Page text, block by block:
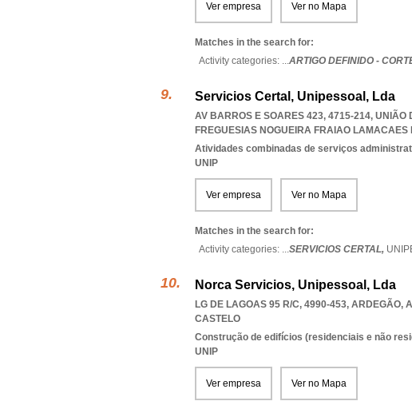
Ver empresa Ver no Mapa
Matches in the search for:
Activity categories: ...ARTIGO DEFINIDO -
Servicios Certal, Unipessoal, Lda
AV BARROS E SOARES 423, 4715-214, UNIÃO
FREGUESIAS NOGUEIRA FRAIAO LAMACAES
Atividades combinadas de serviços
UNIP
Ver empresa Ver no Mapa
Matches in the search for:
Activity categories: ...SERVICIOS CERTAL,
Norca Servicios, Unipessoal, Lda
LG DE LAGOAS 95 R/C, 4990-453, ARDEGÃO,
CASTELO
Construção de edifícios (residenciais e não
UNIP
Ver empresa Ver no Mapa